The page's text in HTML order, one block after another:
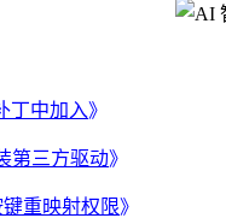
丁中加入》
第三方驱动》
重映射权限》